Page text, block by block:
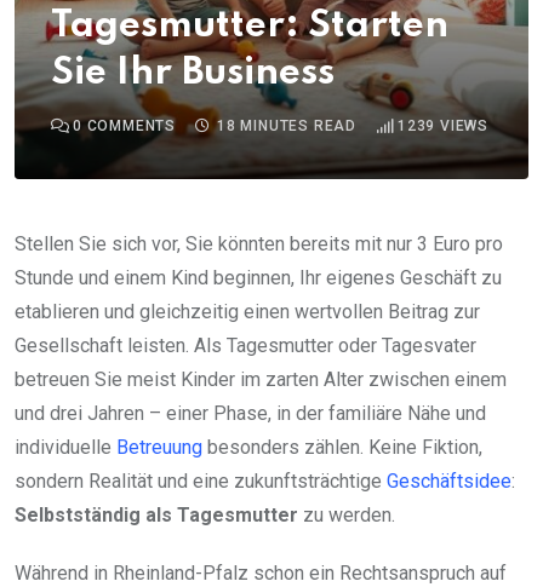
Tagesmutter: Starten
Sie Ihr Business
0COMMENTS 18 MINUTES READ 1239 VIEWS
Stellen Sie sich vor, Sie könnten bereits mit nur 3 Euro pro
Stunde und einem Kind beginnen, Ihr eigenes Geschäft zu
etablieren und gleichzeitig einen wertvollen Beitrag zur
Gesellschaft leisten. Als Tagesmutter oder Tagesvater
betreuen Sie meist Kinder im zarten Alter zwischen einem
und drei Jahren – einer Phase, in der familiäre Nähe und
individuelle Betreuung besonders zählen. Keine Fiktion,
sondern Realität und eine zukunftsträchtige Geschäftsidee:
Selbstständig als Tagesmutter zu werden.
Während in Rheinland-Pfalz schon ein Rechtsanspruch auf